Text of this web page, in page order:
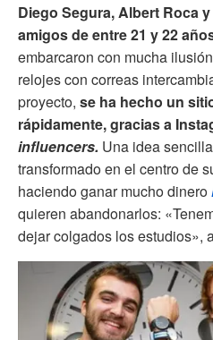
Diego Segura, Albert Roca
amigos de entre 21 y 22
embarcaron con mucha
relojes con correas
proyecto, se ha hecho un
rápidamente, gracias a
influencers. Una idea
transformado en el centro de
haciendo ganar mucho dinero
quieren abandonarlos:
dejar colgados los estudios»,